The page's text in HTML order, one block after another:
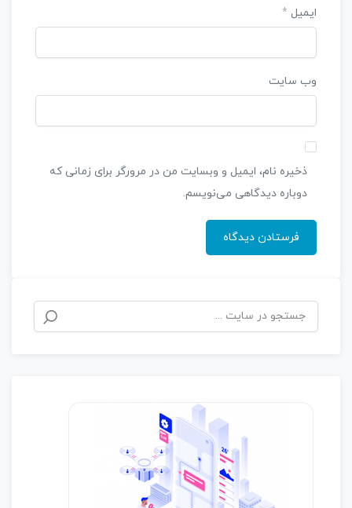
ایمیل *
وب‌ سایت
ذخیره نام، ایمیل و وبسایت من در مرورگر برای زمانی که
دوباره دیدگاهی می‌نویسم.